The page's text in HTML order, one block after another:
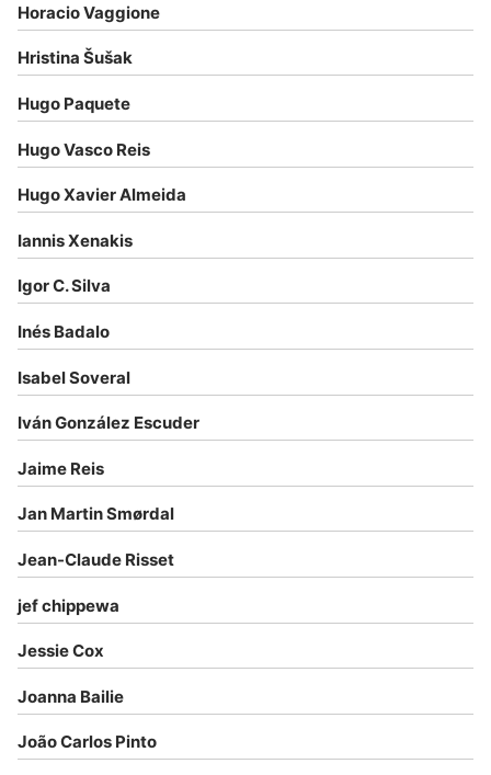
Horacio Vaggione
Hristina Šušak
Hugo Paquete
Hugo Vasco Reis
Hugo Xavier Almeida
Iannis Xenakis
Igor C. Silva
Inés Badalo
Isabel Soveral
Iván González Escuder
Jaime Reis
Jan Martin Smørdal
Jean-Claude Risset
jef chippewa
Jessie Cox
Joanna Bailie
João Carlos Pinto